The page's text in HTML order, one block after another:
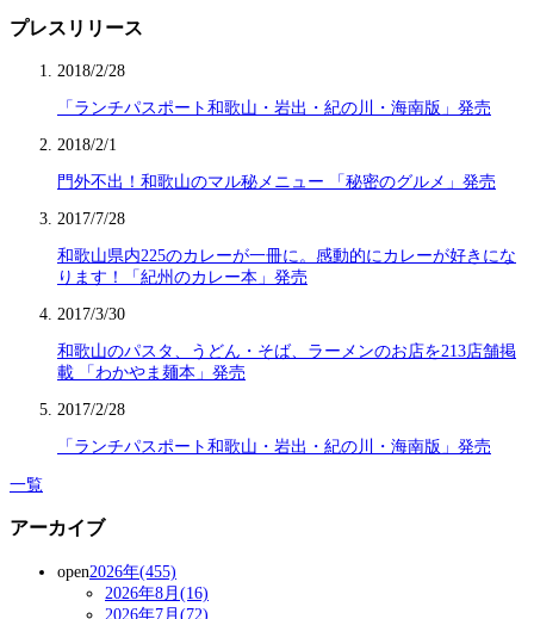
プレスリリース
2018/2/28
「ランチパスポート和歌山・岩出・紀の川・海南版」発売
2018/2/1
門外不出！和歌山のマル秘メニュー 「秘密のグルメ」発売
2017/7/28
和歌山県内225のカレーが一冊に。感動的にカレーが好きにな
ります！「紀州のカレー本」発売
2017/3/30
和歌山のパスタ、うどん・そば、ラーメンのお店を213店舗掲
載 「わかやま麺本」発売
2017/2/28
「ランチパスポート和歌山・岩出・紀の川・海南版」発売
一覧
アーカイブ
open2026年(455)
2026年8月(16)
2026年7月(72)